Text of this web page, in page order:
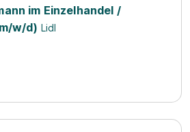
im Einzelhandel /
w/d) Lidl